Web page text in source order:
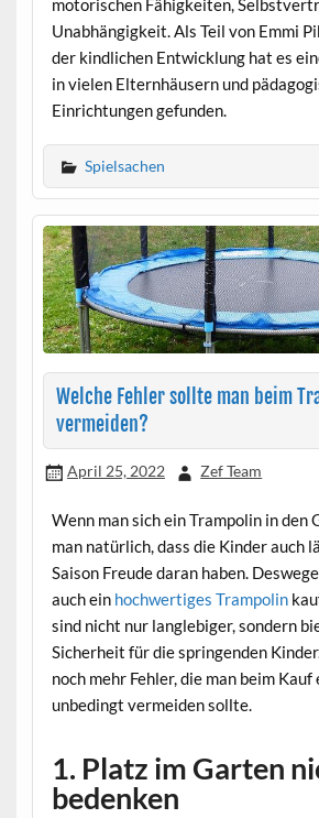
motorischen Fähigkeiten,
Unabhängigkeit. Als Teil von Emmi
der kindlichen Entwicklung hat es
in vielen Elternhäusern und
Einrichtungen gefunden.
Spielsachen
Welche Fehler sollte man beim
vermeiden?
April 25, 2022 Zef Team
Wenn man sich ein Trampolin in den
man natürlich, dass die Kinder auch
Saison Freude daran haben.
auch ein hochwertiges Trampolin
sind nicht nur langlebiger, sondern
Sicherheit für die springenden
noch mehr Fehler, die man beim
unbedingt vermeiden sollte.
1. Platz im Garten
bedenken